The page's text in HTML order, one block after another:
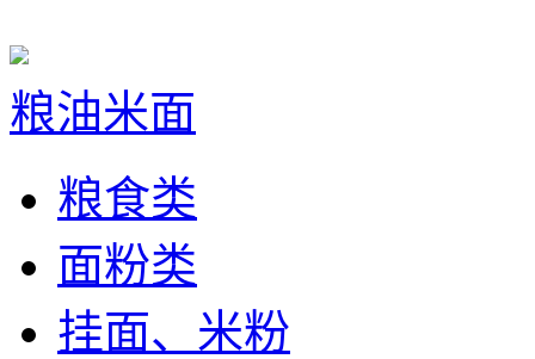
粮油米面
粮食类
面粉类
挂面、米粉